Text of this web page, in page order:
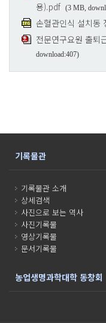
용).pdf (3 MB,
손혈관인식 설치동
전문연구요원 출퇴
download:407)
기록물관
기록물관 소개
상세검색
사진으로 보는 역사
사진기록물
영상기록물
문서기록물
농업생명과학대학 동창회